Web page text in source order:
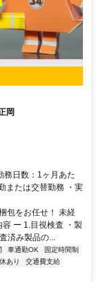
岡
務日数：1ヶ月あた
または交替勤務 ・実
包をお任せ！ 未経
ー 1.目視検査 ・製
済み製品の...
車通勤OK
固定時間制
あり
交通費支給